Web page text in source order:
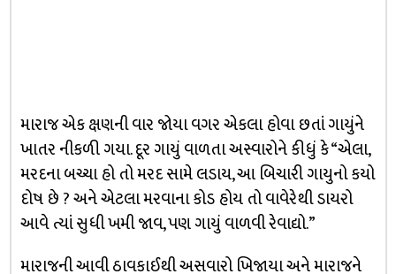
મારાજ એક ક્ષણની વાર જોયા વગર એકલા હોવા છતાં ગાયુંને
ખાતર નીકળી ગયા. દૂર ગાયું વાળતા અસ્વારોને કીધું કે “એલા,
મરદના બચ્ચા હો તો મરદ સામે લડાય, આ બિચારી ગાયુનો કયો
દોષ છે ? અને એટલા મરવાના કોડ હોય તો વાવેરેથી ડાયરો
આવે ત્યાં સુધી ખમી જાવ, પણ ગાયું વાળવી રેવાદ્યો.”
મારાજની આવી ઠાવકાઈથી અસવારો ખિજાયા અને મારાજને